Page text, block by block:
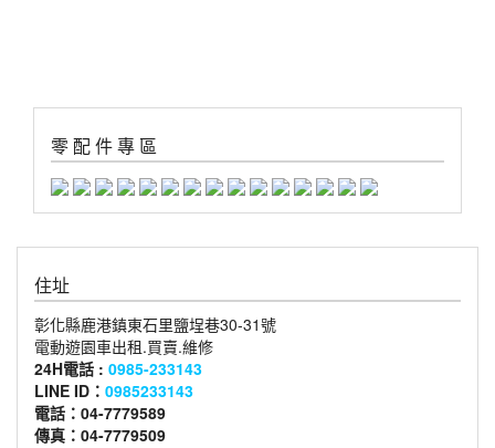
零 配 件 專 區
住址
彰化縣鹿港鎮東石里鹽埕巷30-31號
電動遊園車出租.買賣.維修
24H電話 : 0985-233143
LINE ID： 0985233143
電話：04-7779589
傳真：04-7779509